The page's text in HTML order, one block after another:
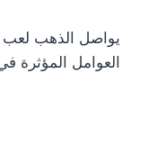
يواصل الذهب لعب
العوامل المؤثرة